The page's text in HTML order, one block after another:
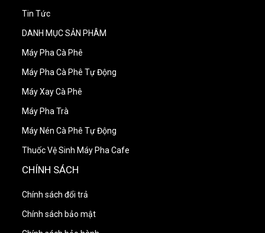
Tin Tức
DANH MỤC SẢN PHÂM
Máy Pha Cà Phê
Máy Pha Cà Phê Tự Động
Máy Xay Cà Phê
Máy Pha Trà
Máy Nén Cà Phê Tự Động
Thuốc Vệ Sinh Máy Pha Cafe
CHÍNH SÁCH
Chính sách đổi trả
Chính sách bảo mật